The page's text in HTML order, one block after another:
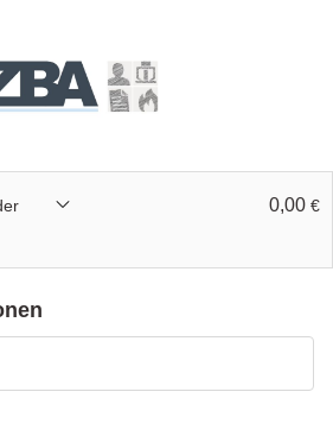
0,00 €